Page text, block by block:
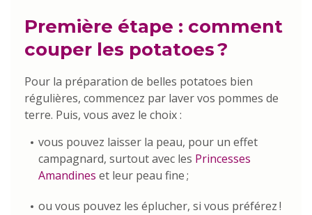
Première étape : comment
couper les potatoes ?
Pour la préparation de belles potatoes bien
régulières, commencez par laver vos pommes de
terre. Puis, vous avez le choix :
vous pouvez laisser la peau, pour un effet
campagnard, surtout avec les Princesses
Amandines et leur peau fine ;
ou vous pouvez les éplucher, si vous préférez !